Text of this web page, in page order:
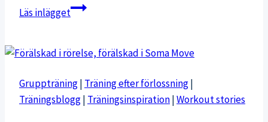
Läs inläggetStormsand
Gruppträning| Träning efter förlossning|
Träningsblogg| Träningsinspiration|Workout stories